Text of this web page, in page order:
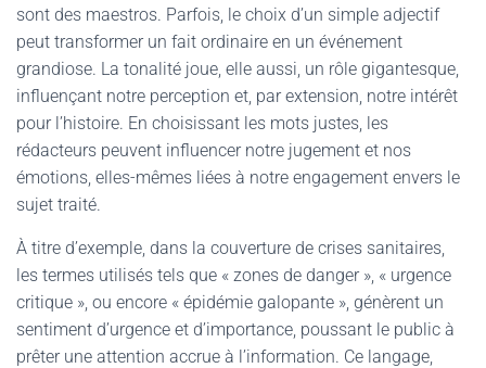
sont des maestros. Parfois, le choix d’un simple adjectif
peut transformer un fait ordinaire en un événement
grandiose. La tonalité joue, elle aussi, un rôle gigantesque,
influençant notre perception et, par extension, notre intérêt
pour l’histoire. En choisissant les mots justes, les
rédacteurs peuvent influencer notre jugement et nos
émotions, elles-mêmes liées à notre engagement envers le
sujet traité.
À titre d’exemple, dans la couverture de crises sanitaires,
les termes utilisés tels que « zones de danger », « urgence
critique », ou encore « épidémie galopante », génèrent un
sentiment d’urgence et d’importance, poussant le public à
prêter une attention accrue à l’information. Ce langage,